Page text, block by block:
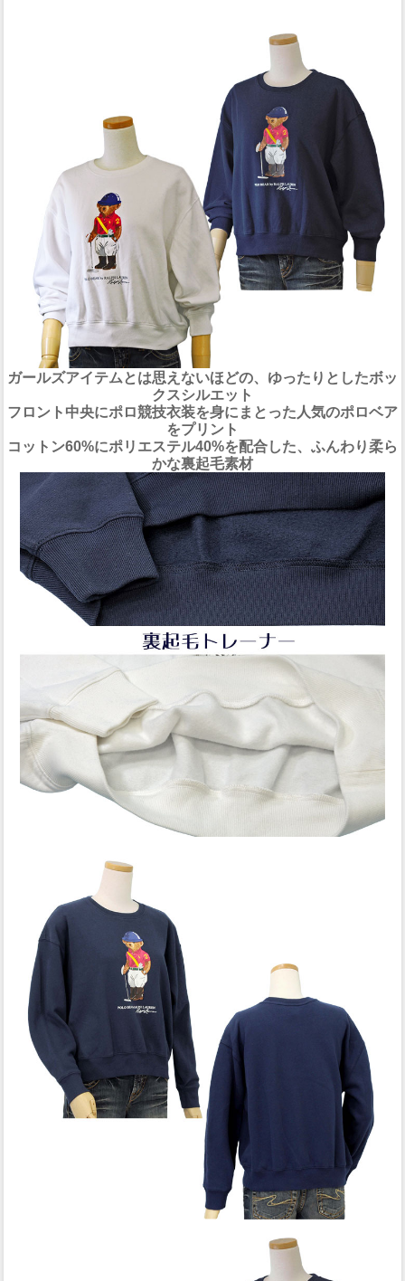
ガールズアイテムとは思えないほどの、ゆったりとしたボッ
クスシルエット
フロント中央にポロ競技衣装を身にまとった人気のポロベア
をプリント
コットン60%にポリエステル40%を配合した、ふんわり柔ら
かな裏起毛素材